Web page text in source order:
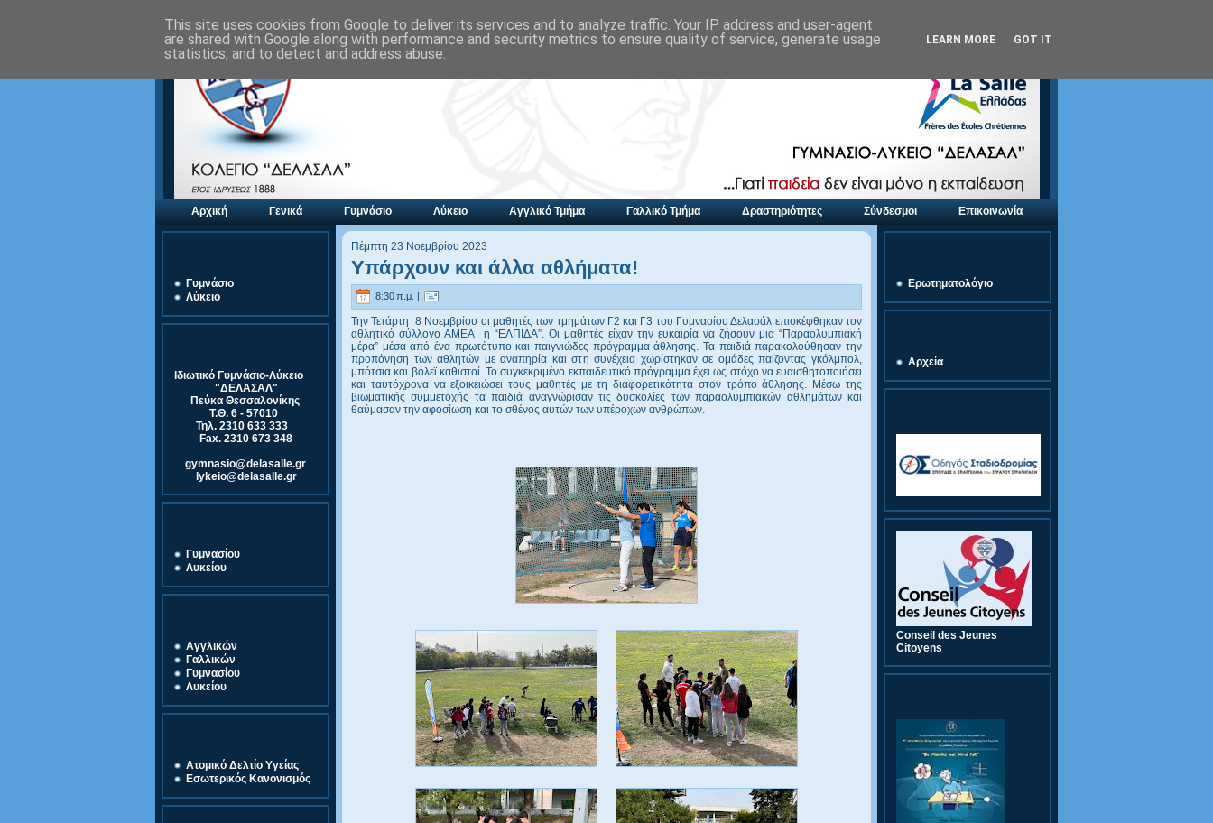
Αρχική Γενικά Γυμνάσιο Λύκειο Αγγλικό Τμήμα Γαλλικό Τμήμα Δραστηριότητες Σύνδεσμοι Επικοινωνία
Γυμνάσιο
Λύκειο
Ιδιωτικό Γυμνάσιο-Λύκειο
"ΔΕΛΑΣΑΛ"
Πεύκα Θεσσαλονίκης
Τ.Θ. 6 - 57010
Τηλ. 2310 633 333
Fax. 2310 673 348
gymnasio@delasalle.gr
lykeio@delasalle.gr
Γυμνασίου
Λυκείου
Αγγλικών
Γαλλικών
Γυμνασίου
Λυκείου
Ατομικό Δελτίο Υγείας
Εσωτερικός Κανονισμός
Πέμπτη 23 Νοεμβρίου 2023
Υπάρχουν και άλλα αθλήματα!
8:30 π.μ. |
Την Τετάρτη 8 Νοεμβρίου οι μαθητές των τμημάτων Γ2 και Γ3 του Γυμνασίου Δελασάλ επισκέφθηκαν τον
αθλητικό σύλλογο ΑΜΕΑ η “ΕΛΠΙΔΑ”. Οι μαθητές είχαν την ευκαιρία να ζήσουν μια “Παραολυμπιακή
μέρα” μέσα από ένα πρωτότυπο και παιγνιώδες πρόγραμμα άθλησης. Τα παιδιά παρακολούθησαν την
προπόνηση των αθλητών με αναπηρία και στη συνέχεια χωρίστηκαν σε ομάδες παίζοντας γκόλμπολ,
μπότσια και βόλεϊ καθιστοί. Το συγκεκριμένο εκπαιδευτικό πρόγραμμα έχει ως στόχο να ευαισθητοποιήσει
και ταυτόχρονα να εξοικειώσει τους μαθητές με τη διαφορετικότητα στον τρόπο άθλησης. Μέσω της
βιωματικής συμμετοχής τα παιδιά αναγνώρισαν τις δυσκολίες των παραολυμπιακών αθλημάτων και
θαύμασαν την αφοσίωση και το σθένος αυτών των υπέροχων ανθρώπων.
Ερωτηματολόγιο
Αρχεία
Conseil des Jeunes
Citoyens
This site uses cookies from Google to deliver its services and to analyze traffic. Your IP address and user-agent
are shared with Google along with performance and security metrics to ensure quality of service, generate usage
statistics, and to detect and address abuse.
LEARN MORE GOT IT